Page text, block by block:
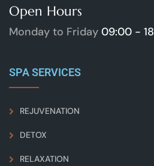
Open Hours
Monday to Friday 09:00 -
SPA SERVICES
REJUVENATION
DETOX
RELAXATION